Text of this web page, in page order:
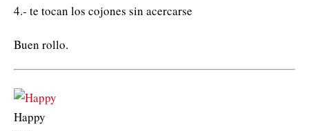
4.- te tocan los cojones sin acercarse
Buen rollo.
Happy